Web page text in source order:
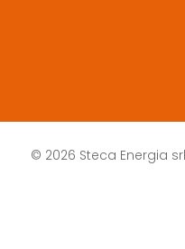
© 2026 Steca Energia